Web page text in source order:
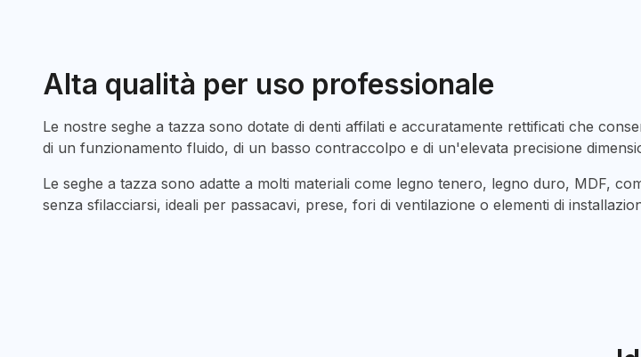
Alta qualità per uso professionale
Le nostre seghe a tazza sono dotate di denti affilati e accuratamente rettificati che
di un funzionamento fluido, di un basso contraccolpo e di un'elevata precisione
Le seghe a tazza sono adatte a molti materiali come legno tenero, legno duro, MDF,
senza sfilacciarsi, ideali per passacavi, prese, fori di ventilazione o elementi di